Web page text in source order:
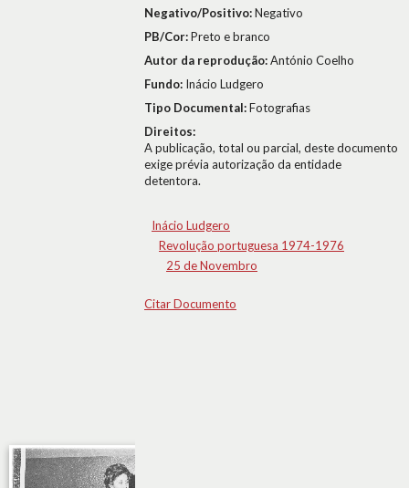
Negativo/Positivo:Negativo
PB/Cor:Preto e branco
Autor da reprodução:António Coelho
Fundo: Inácio Ludgero
Tipo Documental:Fotografias
Direitos:
A publicação, total ou parcial, deste documento
exige prévia autorização da entidade
detentora.
Inácio Ludgero
Revolução portuguesa 1974-1976
25 de Novembro
Citar Documento